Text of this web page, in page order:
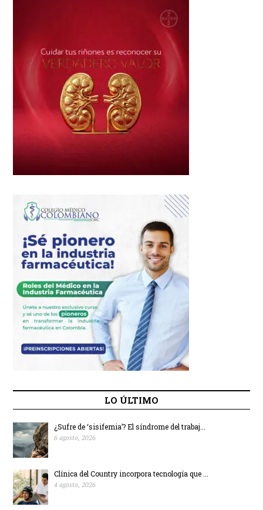
LO ÚLTIMO
¿Sufre de ‘sisifemia’? El síndrome del trabaj...
6 agosto, 2026
Clínica del Country incorpora tecnología que ...
4 agosto, 2026